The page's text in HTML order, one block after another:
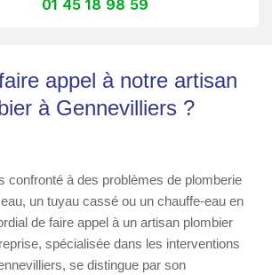
01 45 18 98 59
appel à notre artisan
à Gennevilliers ?
confronté à des problèmes de plomberie
un tuyau cassé ou un chauffe-eau en
de faire appel à un artisan plombier
spécialisée dans les interventions
se distingue par son